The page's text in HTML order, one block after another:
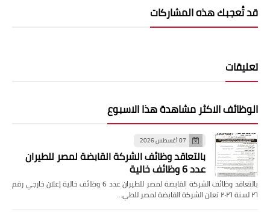
قد تُعجبك هذه المشاركات
تعليقات
الوظائف الاكثر مشاهدة هذا الاسبوع
07 أغسطس 2026
بالتعاقد وظائف الشركة القابضة لمصر للطيران
عدد 6 وظائف خالية
بالتعاقد وظائف الشركة القابضة لمصر للطيران عدد 6 وظائف خالية إعلان خارجي رقم
٢٦ لسنة ٢٠٢٦ تعلن الشركة القابضة لمصر للطي…